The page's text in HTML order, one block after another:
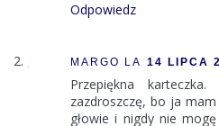
Odpowiedz
MARGO LA 14 LIPCA
Przepiękna
zazdroszczę, bo ja
głowie i nigdy nie